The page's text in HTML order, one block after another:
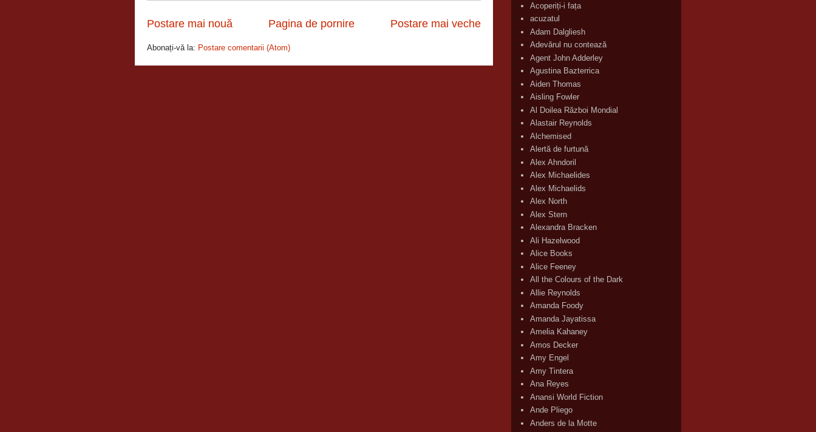
Postare mai nouă Postare mai veche
Pagina de pornire
Abonați-vă la: Postare comentarii (Atom)
Acoperiți-i fața
acuzatul
Adam Dalgliesh
Adevărul nu contează
Agent John Adderley
Agustina Bazterrica
Aiden Thomas
Aisling Fowler
Al Doilea Război Mondial
Alastair Reynolds
Alchemised
Alertă de furtună
Alex Ahndoril
Alex Michaelides
Alex Michaelids
Alex North
Alex Stern
Alexandra Bracken
Ali Hazelwood
Alice Books
Alice Feeney
All the Colours of the Dark
Allie Reynolds
Amanda Foody
Amanda Jayatissa
Amelia Kahaney
Amos Decker
Amy Engel
Amy Tintera
Ana Reyes
Anansi World Fiction
Ande Pliego
Anders de la Motte